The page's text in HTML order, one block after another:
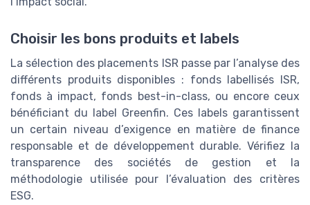
Choisir les bons produits et labels
La sélection des placements ISR passe par l’analyse des
différents produits disponibles : fonds labellisés ISR,
fonds à impact, fonds best-in-class, ou encore ceux
bénéficiant du label Greenfin. Ces labels garantissent
un certain niveau d’exigence en matière de finance
responsable et de développement durable. Vérifiez la
transparence des sociétés de gestion et la
méthodologie utilisée pour l’évaluation des critères
ESG.